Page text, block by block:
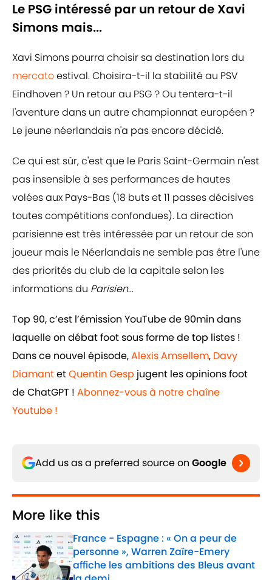
Le PSG intéressé par un retour de Xavi
Simons mais...
Xavi Simons pourra choisir sa destination lors du
mercatoestival. Choisira-t-il la stabilité au PSV
Eindhoven ? Un retour au PSG ? Ou tentera-t-il
l'aventure dans un autre championnat européen ?
Le jeune néerlandais n'a pas encore décidé.
Ce qui est sûr, c'est que le Paris Saint-Germain n'est
pas insensible à ses performances de hautes
volées aux Pays-Bas (18 buts et 11 passes décisives
toutes compétitions confondues). La direction
parisienne est très intéressée par un retour de son
joueur mais le Néerlandais ne semble pas être l'une
des priorités du club de la capitale selon les
informations du Parisien...
Top 90, c’est l’émission YouTube de 90min dans
laquelle on débat foot sous forme de top listes !
Dans ce nouvel épisode,Alexis Amsellem, Davy
DiamantetQuentin Gesp jugent les opinions foot
de ChatGPT ! Abonnez-vous à notre chaîne
Youtube !
Add us as a preferred source on Google
More like this
France - Espagne : « On a peur de
personne », Warren Zaïre-Emery
affiche les ambitions des Bleus avant